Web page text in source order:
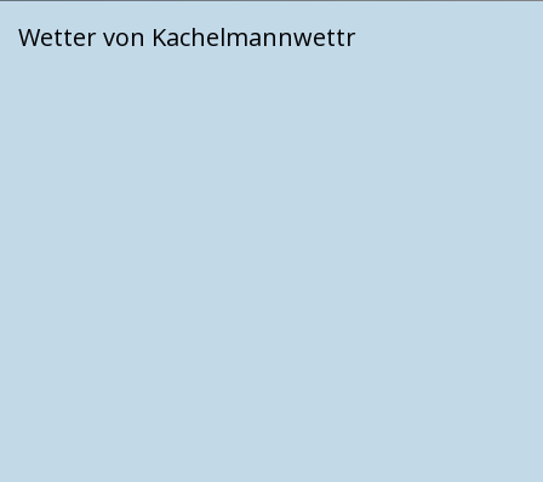
Wetter von Kachelmannwettr